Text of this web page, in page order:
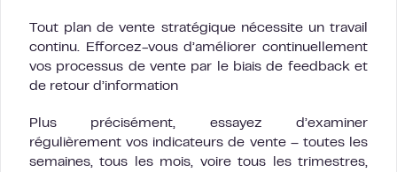
Tout plan de vente stratégique nécessite un travail
continu. Efforcez-vous d’améliorer continuellement
vos processus de vente par le biais de feedback et
de retour d’information
Plus précisément, essayez d’examiner
régulièrement vos indicateurs de vente – toutes les
semaines, tous les mois, voire tous les trimestres,